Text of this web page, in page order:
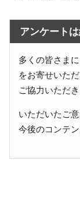
アンケート
多くの皆さま
をお寄せいただ
ご協力いただ
いただいたご意
今後のコンテ